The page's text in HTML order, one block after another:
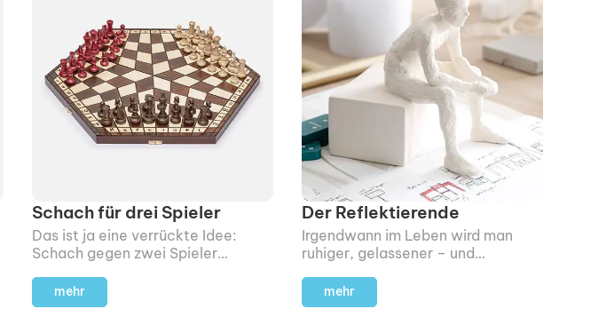
Schach für drei Spieler
Das ist ja eine verrückte Idee:
Schach gegen zwei Spieler
spielen.
mehr
Der Reflektierende
Irgendwann im Leben wird man
ruhiger, gelassener – und
diese Skulptur aus.
mehr